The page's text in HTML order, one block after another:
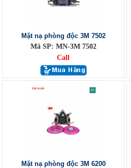
Mặt nạ phòng độc 3M 7502
Mã SP: MN-3M 7502
Call
Mặt nạ phòng độc 3M 6200